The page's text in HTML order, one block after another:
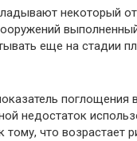
некоторый
еще на стадии
поглощения
недостаток
тому, что возрастает